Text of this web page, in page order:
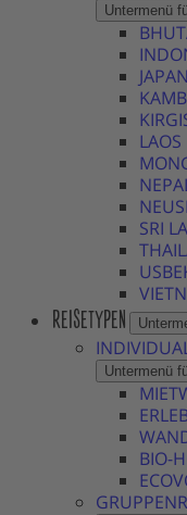
Untermenü
JAPAN
LAOS
SRI
REISETYPEN
Untermenü
BIO-